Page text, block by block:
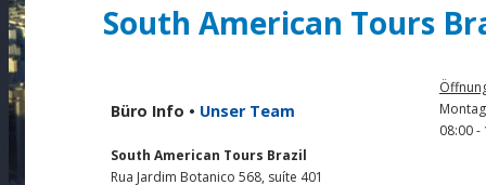
South American Tours
Büro Info • Unser Team
South American Tours Brazil
Rua Jardim Botanico 568, suíte 401
08:00 -